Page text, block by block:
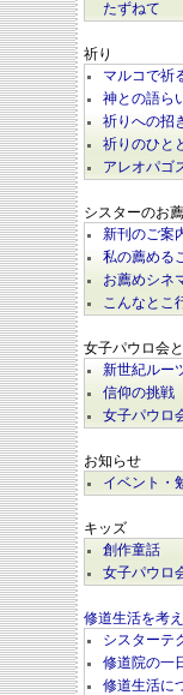
たずねて
祈り
マルコで祈
神との語ら
祈りへの招
祈りのひと
アレオパゴ
シスターのお
新刊のご案
私の薦める
お薦めシネ
こんなとこ
女子パウロ会
新世紀ルー
信仰の挑戦
女子パウロ
お知らせ
イベント・
キッズ
創作童話
女子パウロ
修道生活を考
シスターテ
修道院の一
修道生活に